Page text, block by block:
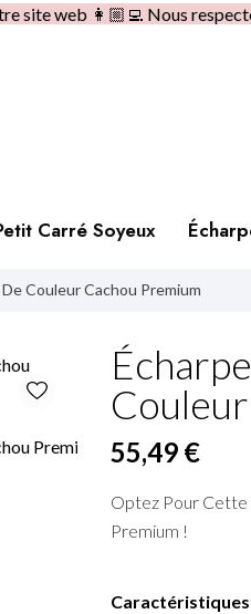
site web 👩🏼‍💻 Nous
Carré Soyeux
Couleur Cachou Premium
55,49 €
Optez Pour Cette
Premium !
Caractéristiques